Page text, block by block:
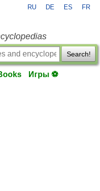
RU DE ES FR
Search!
Игры ⚽